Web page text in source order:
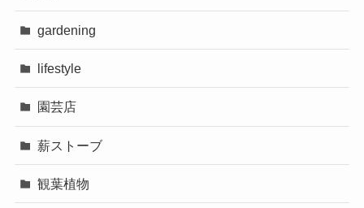
gardening
lifestyle
園芸店
薪ストーブ
観葉植物